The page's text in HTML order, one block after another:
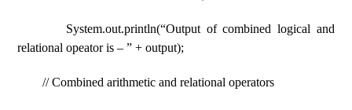
System.out.println(“Output of combined logical and
relational opeator is – ” + output);
// Combined arithmetic and relational operators